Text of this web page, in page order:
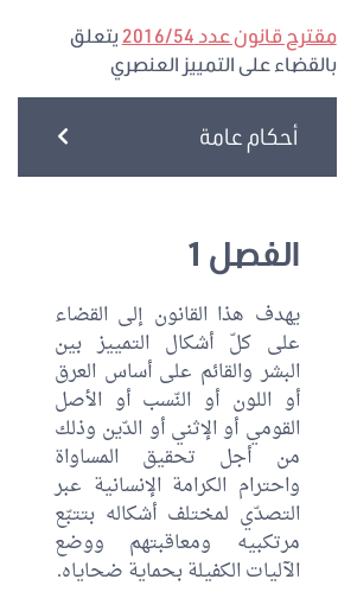
مقترح قانون عدد 2016/54
يتعلق
بالقضاء على التمييز العنصري
أحكام عامة
الفصل 1
يهدف هذا القانون إلى القضاء
على كلّ أشكال التمييز بين
البشر والقائم على أساس العرق
أو اللون أو النّسب أو الأصل
القومي أو الإثني أو الدّين وذلك
من أجل تحقيق المساواة
واحترام الكرامة الإنسانية عبر
التصدّي لمختلف أشكاله بتتبّع
مرتكبيه ومعاقبتهم ووضع
الآليات الكفيلة بحماية ضحاياه.